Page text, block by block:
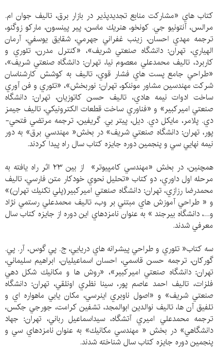
كتاب هاي «مشاركت منابع تجديدپذير در بازار برق، تاليف جوان ام.
مرالس، آنتونيو جي. كونخو، هنريك ماسن، پير پينسون، ماركو زوگنو،
ترجمه مهدي احسان، زينب غفراني جهرمي، شقايق يوسفي، آرمان
الهياري، تهران: دانشگاه صنعتي شريف»، «كنترل مدرن، تئوري و
كاربرد، تاليف محمدعلي معصوم نيا، تهران: دانشگاه صنعتي شريف»،
«طراحي جامع پست هاي فشار قوي، تاليف به كوشش كارشناسان
شركت مهندسين مشاور موننكو، تهران: نوربخش»، «تئوري و فن آوري
ساخت ادوات نيمه هادي، تاليف حسن كاتوزيان، تهران: دانشگاه
صنعتي اميركبير» و «فناوري ساخت قطعات الكترونيكي، تاليف جيمز
دي. پلامر، مايكل دي. ديل، پيتر بي. گريفين، ترجمه مرتضي فتحي-
پور، تهران: دانشگاه صنعتي شريف» در بخش« مهندسي برق» به دور
نيمه نهايي سي و پنجمين دوره جايزه كتاب سال راه پيدا كردند.
همچنين، در بخش «مهندسي كامپيوتر» از بين ۲۳ اثر راه يافته به
مرحله اول داوري، دو كتاب «تحليل نحوي خودكار متن فارسي، تاليف
محمدرضا رزازي، تهران: دانشگاه صنعتي اميركبير(پلي تكنيك تهران)»
و « طراحي آموزش هاي مبتني بر وب، تاليف محمدعلي رستمي نژاد
و...، دانشگاه بيرجند » به عنوان نامزدهاي اين دوره از جايزه كتاب سال
معرفي شدند.
سه كتاب« تئوري و طراحي پيشرانه هاي دريايي، ج. پي گوس، آر. پي.
گوركان، ترجمه حسن قاسمي، احسان اسماعيليان، ابراهيم سليماني،
تهران: دانشگاه صنعتي اميركبير»، «روش ها و مكانيك شكل دهي
فلزات، تاليف احمد عاصم پور، سينا نظري اونلقي، تهران: دانشگاه
صنعتي شريف» و «اصول ناوبري اينرسي، مكان يابي ماهواره اي و
تلفيق آن ها، تاليف نوالدين ابوالمجد، تشفين كرامت، جورجي جكس،
ترجمه محمدعلي اميري آتشگاه، سيداسماعيل رباني، تهران: جهاد
دانشگاهي» در بخش « مهندسي مكانيك» به عنوان نامزدهاي سي و
پنجمين دوره جايزه كتاب سال شناخته شدند.